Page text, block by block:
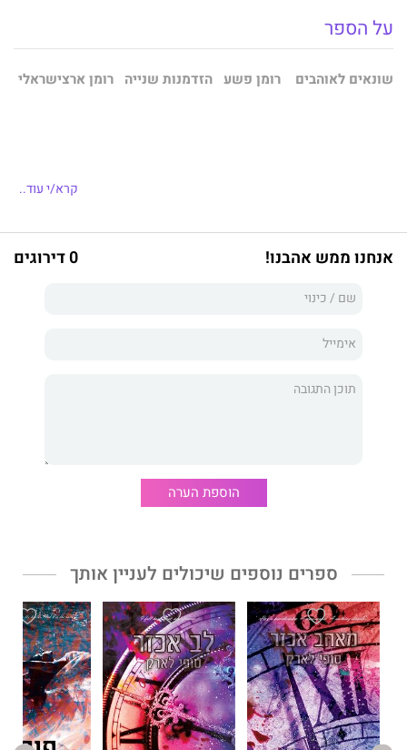
על הספר
שונאים לאוהבים רומן פשע הזדמנות שנייה רומן ארצישראלי
והגשמה עצמית. מסתחררת בין אורות הלילה של ניו יורק, הרחובות
אנג'לס.
מסלול שבו היא נחשפת לאתגרים רגשיים ומבחנים אישיים
שמעמידים אותה בפני החלטות לא פשוטות. במיוחד כשהגבר שאותו
נחישות ועל אמונה, ובעיקר על אהבה שלא נמוגה, גם כשהכול נראה
ספריה הנוספים –תחת שמיים סגולים,מי אלמה,הדואט בילי
שייקספיר,כשהזמן עצר מלכת,קרן שמש מאוחרתועוד, זכו
להצלחה מסחררת בקרב הקוראים והקוראות וגרפו שבחים רבים.
קרא/י עוד..
אנחנו ממש אהבנו! 0 דירוגים
הוספת הערה
ספרים נוספים שיכולים לעניין אותך